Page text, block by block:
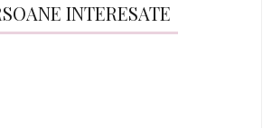
INTERESATE